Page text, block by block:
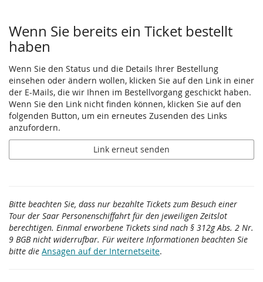
Wenn Sie bereits ein Ticket bestellt
haben
Wenn Sie den Status und die Details Ihrer Bestellung
einsehen oder ändern wollen, klicken Sie auf den Link in einer
der E-Mails, die wir Ihnen im Bestellvorgang geschickt haben.
Wenn Sie den Link nicht finden können, klicken Sie auf den
folgenden Button, um ein erneutes Zusenden des Links
anzufordern.
Link erneut senden
Bitte beachten Sie, dass nur bezahlte Tickets zum Besuch einer
Tour der Saar Personenschiffahrt für den jeweiligen Zeitslot
berechtigen. Einmal erworbene Tickets sind nach § 312g Abs. 2 Nr.
9 BGB nicht widerrufbar. Für weitere Informationen beachten Sie
bitte die Ansagen auf der Internetseite.